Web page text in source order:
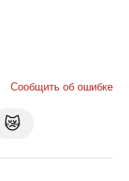
Сообщить об ошибке
😿